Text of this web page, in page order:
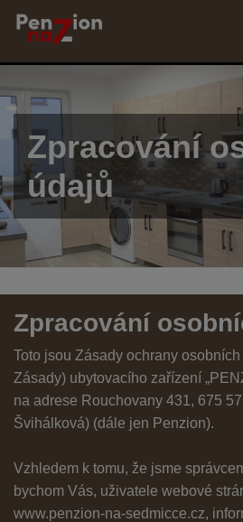
Zpracování
údajů
Zpracování
Toto jsou Zásady ochrany
Zásady) ubytovacího zařízení
na adrese Rouchovany 431, 675
Švihálková) (dále jen Penzion).
Vzhledem k tomu, že jsme
bychom Vás, uživatele webové
www.penzion-na-sedmicce.cz,